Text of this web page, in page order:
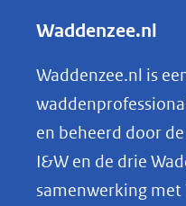
e
n
o
p
Waddenzee.nl
Waddenzee.nl is
en beheerd door
I&W en de drie
samenwerking met